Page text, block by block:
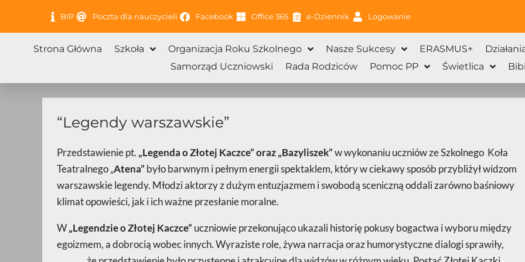
BIP Poczta dla nauczycieli Facebook Office 365 e-Dziennik Logowanie
Strona Główna Szkoła Organizacja Roku Szkolnego Nasze Sukcesy ERASMUS+
Samorząd Uczniowski
Rada Rodziców Pomoc PP Świetlica
“Legendy warszawskie”
Przedstawienie pt. „Legenda o Złotej Kaczce” oraz „Bazyliszek”w wykonaniu uczniów ze Szkolnego Koła
Teatralnego „Atena” było barwnym i pełnym energii spektaklem, który w ciekawy sposób przybliżył widzom
warszawskie legendy. Młodzi aktorzy z dużym entuzjazmem i swobodą sceniczną oddali zarówno baśniowy
klimat opowieści, jak i ich ważne przesłanie moralne.
W„Legendzie o Złotej Kaczce” uczniowie przekonująco ukazali historię pokusy bogactwa i wyboru między
egoizmem, a dobrocią wobec innych. Wyraziste role, żywa narracja oraz humorystyczne dialogi sprawiły,